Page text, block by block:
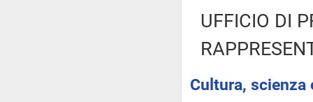
UFFICIO DI
Cultura,